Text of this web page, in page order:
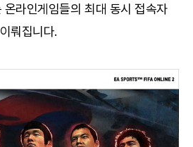
라인게임들의 최대 동시 접속자
뤄집니다.